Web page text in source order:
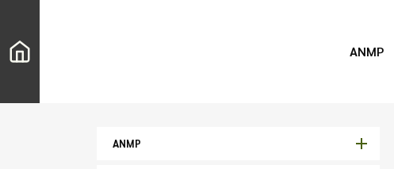
ANMP
ANMP